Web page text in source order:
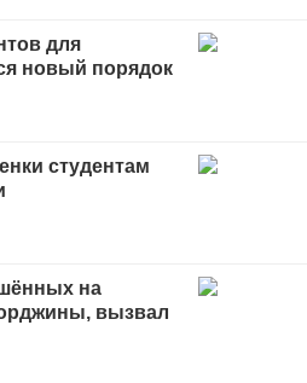
для
новый порядок
студентам
на
вызвал